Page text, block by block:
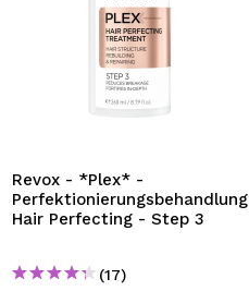
Revox - *Plex* -
Perfektionierungsbehandlung
Hair Perfecting - Step 3
(17)